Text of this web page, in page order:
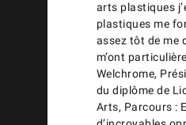
arts plastiques
plastiques me
assez tôt de me
m’ont
Welchrome,
du diplôme de
Arts, Parcours :